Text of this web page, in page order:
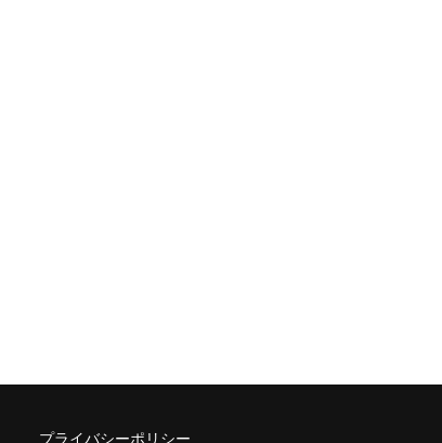
プライバシーポリシー